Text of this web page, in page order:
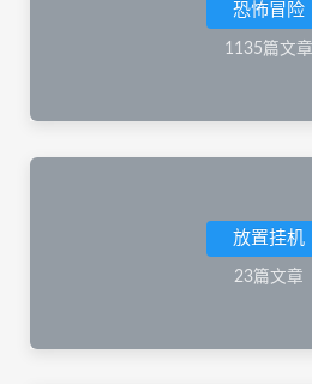
恐怖冒险
1135篇文章
放置挂机
23篇文章